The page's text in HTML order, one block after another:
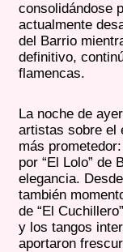
consolidándose
actualmente
del Barrio
definitivo,
flamencas.
La noche de
artistas sobre el
más
por “El Lolo” de
elegancia.
también
de “El
y los tangos
aportaron